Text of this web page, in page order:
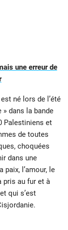
une erreur de
est né lors de l’été
» dans la bande
Palestiniens et
de toutes
choquées
dans une
paix, l’amour, le
pris au fur et à
qui s’est